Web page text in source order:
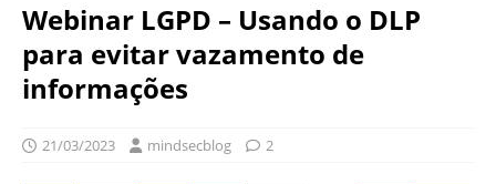
Webinar LGPD – Usando o DLP
para evitar vazamento de
informações
21/03/2023 mindsecblog 2